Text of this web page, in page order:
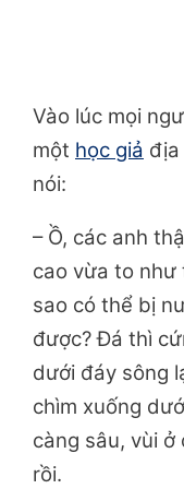
Vào lúc mọi
một học giả địa
nói:
– Ồ, các anh
cao vừa to như
sao có thể bị
được? Đá thì
dưới đáy sông
chìm xuống
càng sâu, vùi
rồi.